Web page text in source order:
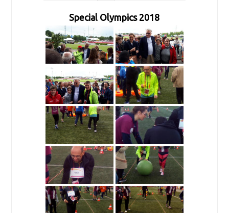
Special Olympics 2018